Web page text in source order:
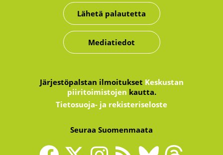
Lähetä palautetta
Mediatiedot
Järjestöpalstan ilmoitukset Keskustan
piiritoimistojen kautta.
Tietosuoja- ja rekisteriseloste
Seuraa Suomenmaata